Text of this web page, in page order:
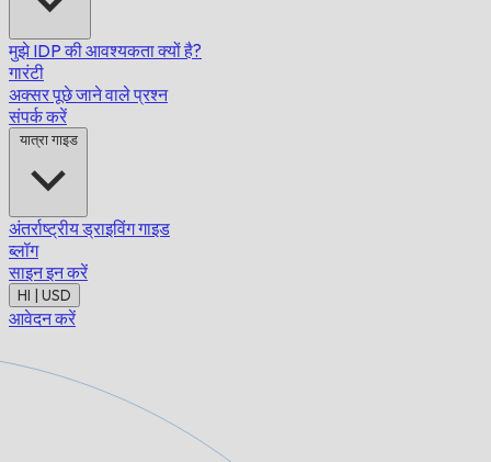
मुझे IDP की आवश्यकता क्यों है?
गारंटी
अक्सर पूछे जाने वाले प्रश्न
संपर्क करें
यात्रा गाइड
अंतर्राष्ट्रीय ड्राइविंग गाइड
ब्लॉग
साइन इन करें
HI | USD
आवेदन करें